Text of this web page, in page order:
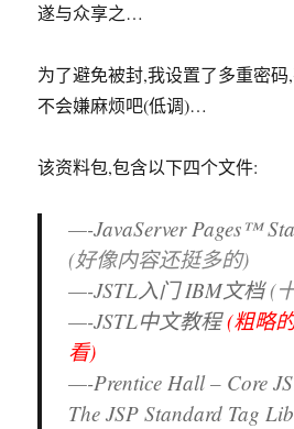
遂与众享之…
为了避免被封,我设置了多重密
不会嫌麻烦吧(低调)…
该资料包,包含以下四个文件:
—-JavaServer Pages™
(好像内容还挺多的)
—-JSTL入门 IBM文档(
—-JSTL中文教程(粗略
看)
—-Prentice Hall – Core
The JSP Standard Tag